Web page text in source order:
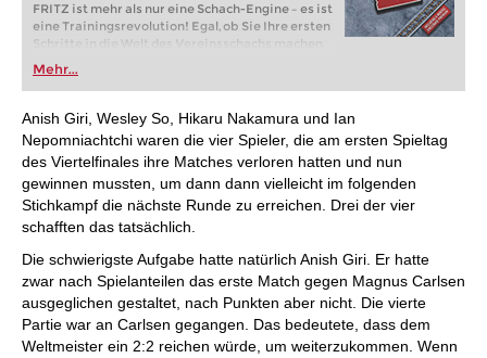
FRITZ ist mehr als nur eine Schach-Engine – es ist
eine Trainingsrevolution! Egal, ob Sie Ihre ersten
Schritte in die Welt des Vereinsschachs machen
oder bereits auf Turnierniveau spielen: Mit
FRITZ trainieren Sie effizienter, intelligenter und
individueller als je zuvor.
Mehr...
Anish Giri, Wesley So, Hikaru Nakamura und Ian
Nepomniachtchi waren die vier Spieler, die am ersten Spieltag
des Viertelfinales ihre Matches verloren hatten und nun
gewinnen mussten, um dann dann vielleicht im folgenden
Stichkampf die nächste Runde zu erreichen. Drei der vier
schafften das tatsächlich.
Die schwierigste Aufgabe hatte natürlich Anish Giri. Er hatte
zwar nach Spielanteilen das erste Match gegen Magnus Carlsen
ausgeglichen gestaltet, nach Punkten aber nicht. Die vierte
Partie war an Carlsen gegangen. Das bedeutete, dass dem
Weltmeister ein 2:2 reichen würde, um weiterzukommen. Wenn